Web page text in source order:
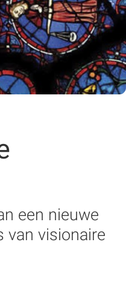
een nieuwe
van visionaire